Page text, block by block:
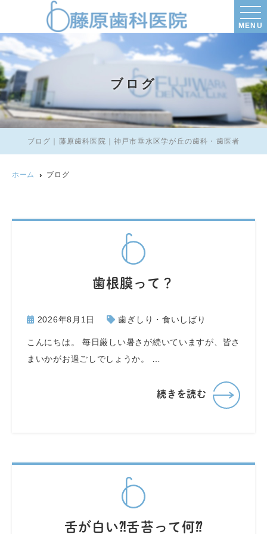
MENU
ブログ
ブログ｜藤原歯科医院｜神戸市垂水区学が丘の歯科・歯医者
ホーム ブログ
歯根膜って？
2026年8月1日 歯ぎしり・食いしばり
こんにちは。 毎日厳しい暑さが続いていますが、皆さ
まいかがお過ごしでしょうか。 …
続きを読む
舌が白い⁈舌苔って何⁇